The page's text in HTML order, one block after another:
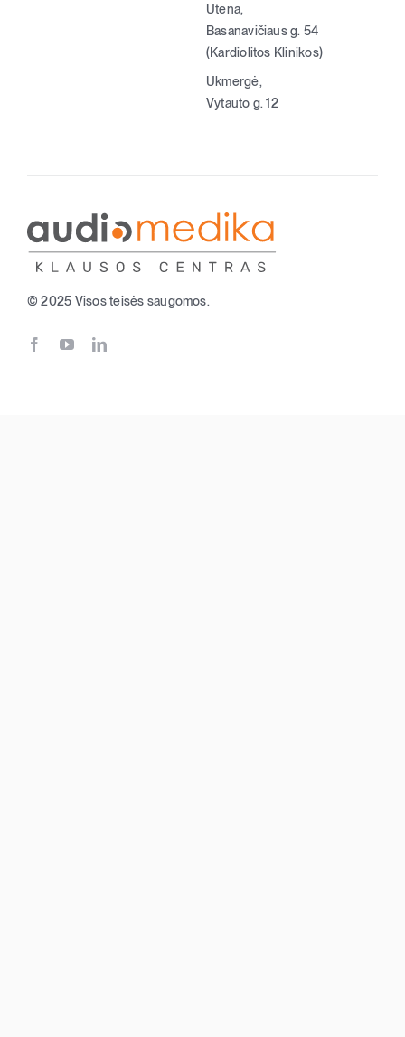
Utena,
Basanavičiaus g. 54
(Kardiolitos Klinikos)
Ukmergė,
Vytauto g. 12
© 2025 Visos teisės saugomos.